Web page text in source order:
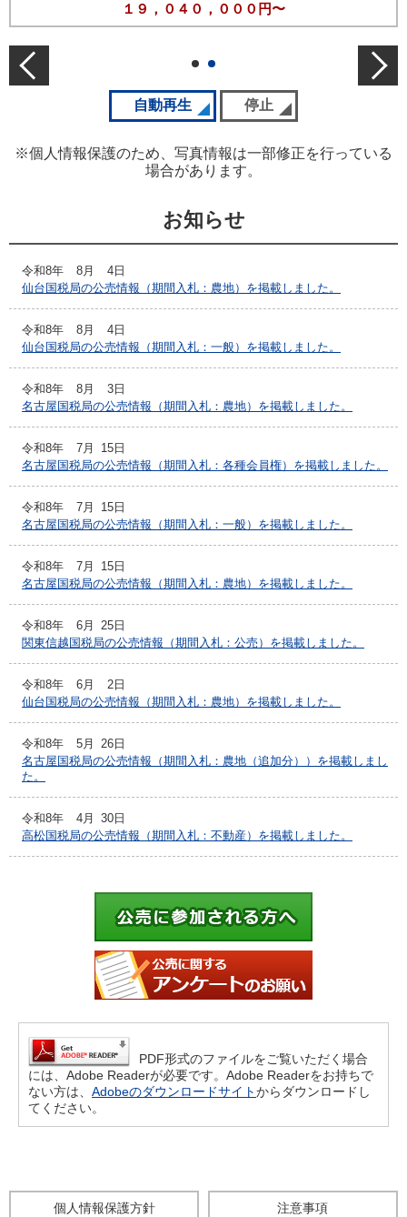
１９，０４０，０００円〜
前の公売情報 次
スライドの自動再生を開始
自動再生 スライドの自動再生を停
停止
※個人情報保護のため、写真情報は一部修正を行っている
場合があります。
お知らせ
令和8年 8月
4日
仙台国税局の公売情報（期間入札：農地）を掲載しました。
令和8年 8月
4日
仙台国税局の公売情報（期間入札：一般）を掲載しました。
令和8年 8月
3日
名古屋国税局の公売情報（期間入札：農地）を掲載しました。
令和8年 7月
15日
名古屋国税局の公売情報（期間入札：各種会員権）を掲載しました。
令和8年 7月
15日
名古屋国税局の公売情報（期間入札：一般）を掲載しました。
令和8年 7月
15日
名古屋国税局の公売情報（期間入札：農地）を掲載しました。
令和8年 6月
25日
関東信越国税局の公売情報（期間入札：公売）を掲載しました。
令和8年 6月
2日
仙台国税局の公売情報（期間入札：農地）を掲載しました。
令和8年 5月
26日
名古屋国税局の公売情報（期間入札：農地（追加分））を掲載しまし
た。
令和8年 4月
30日
高松国税局の公売情報（期間入札：不動産）を掲載しました。
PDF形式のファイルをご覧いただく場合
には、Adobe Readerが必要です。Adobe Readerをお持ちで
ない方は、 Adobeのダウンロードサイトからダウンロードし
てください。
個人情報保護方針 注意事項